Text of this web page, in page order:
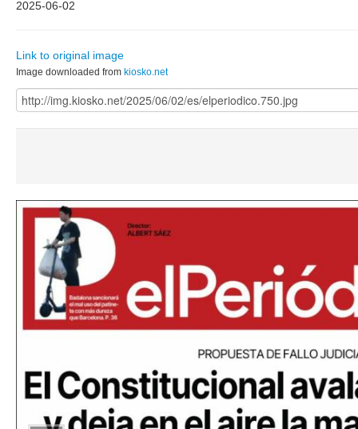
2025-06-02
Link to original image
Image downloaded from kiosko.net